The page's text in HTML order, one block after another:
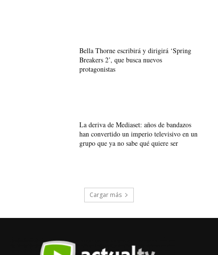
Bella Thorne escribirá y dirigirá ‘Spring
Breakers 2’, que busca nuevos
protagonistas
La deriva de Mediaset: años de bandazos
han convertido un imperio televisivo en un
grupo que ya no sabe qué quiere ser
Cargar más